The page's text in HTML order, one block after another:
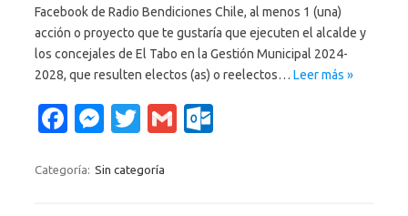
Facebook de Radio Bendiciones Chile, al menos 1 (una)
acción o proyecto que te gustaría que ejecuten el alcalde y
los concejales de El Tabo en la Gestión Municipal 2024-
2028, que resulten electos (as) o reelectos… Leer más »
Fa
e
M
se
T
it
G
Categoría: Sin categoría